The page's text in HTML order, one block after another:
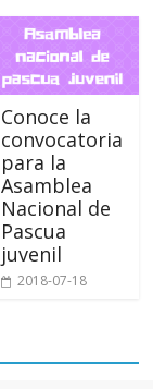
Conoce la
convocatoria
para la
Asamblea
Nacional de
Pascua
juvenil
2018-07-18